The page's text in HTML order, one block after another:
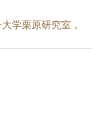
学栗原研究室，